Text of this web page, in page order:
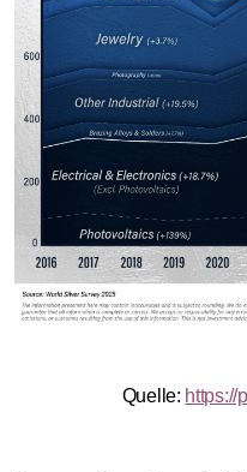
Quelle: https://